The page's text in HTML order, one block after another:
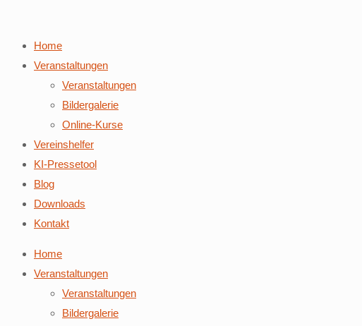
Home
Veranstaltungen
Veranstaltungen
Bildergalerie
Online-Kurse
Vereinshelfer
KI-Pressetool
Blog
Downloads
Kontakt
Home
Veranstaltungen
Veranstaltungen
Bildergalerie